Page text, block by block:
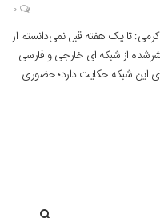
0
تا یک هفته قبل نمی‌دانستم از
از شبکه ای خارجی و فارسی
این شبکه حکایت دارد؛ حضوری